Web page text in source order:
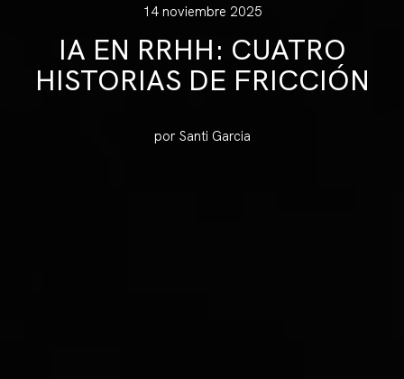
14 noviembre 2025
IA EN RRHH: CUATRO
HISTORIAS DE FRICCIÓN
por Santi Garcia